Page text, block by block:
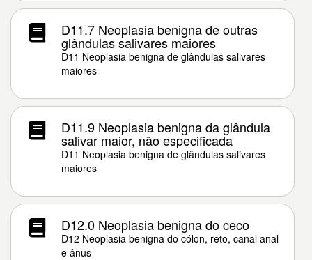
D11.7 Neoplasia benigna de outras
glândulas salivares maiores
D11 Neoplasia benigna de glândulas salivares
maiores
D11.9 Neoplasia benigna da glândula
salivar maior, não especificada
D11 Neoplasia benigna de glândulas salivares
maiores
D12.0 Neoplasia benigna do ceco
D12 Neoplasia benigna do cólon, reto, canal anal
e ânus